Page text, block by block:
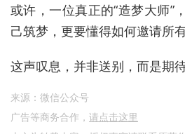
或许，一位真正的“造梦大师”
己筑梦，更要懂得如何邀请所有
这声叹息，并非送别，而是期待
来源：微信公众号
广告等商务合作， 请点击这里